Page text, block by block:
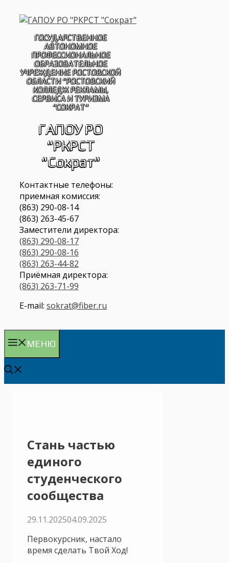
содержимому
ГОСУДАРСТВЕННОЕ
АВТОНОМНОЕ
ПРОФЕССИОНАЛЬНОЕ
ОБРАЗОВАТЕЛЬНОЕ
УЧРЕЖДЕНИЕ РОСТОВСКОЙ
ОБЛАСТИ "РОСТОВСКИЙ
КОЛЛЕДЖ РЕКЛАМЫ,
СЕРВИСА И ТУРИЗМА
"СОКРАТ"
ГАПОУ РО
"РКРСТ
"Сократ"
Контактные телефоны:
приемная комиссия:
(863) 290-08-14
(863) 263-45-67
Заместители директора:
(863) 290-08-17
(863) 290-08-16
(863) 263-44-82
Приёмная директора:
(863) 263-71-99
E-mail: sokrat@fiber.ru
МЕНЮ
Стань частью
единого
студенческого
сообщества
29.11.202504.09.2025
Первокурсник, настало
время сделать Твой Ход!